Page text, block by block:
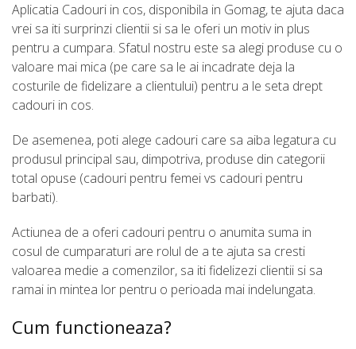
Aplicatia Cadouri in cos, disponibila in Gomag, te ajuta daca
vrei sa iti surprinzi clientii si sa le oferi un motiv in plus
pentru a cumpara. Sfatul nostru este sa alegi produse cu o
valoare mai mica (pe care sa le ai incadrate deja la
costurile de fidelizare a clientului) pentru a le seta drept
cadouri in cos.
De asemenea, poti alege cadouri care sa aiba legatura cu
produsul principal sau, dimpotriva, produse din categorii
total opuse (cadouri pentru femei vs cadouri pentru
barbati).
Actiunea de a oferi cadouri pentru o anumita suma in
cosul de cumparaturi are rolul de a te ajuta sa cresti
valoarea medie a comenzilor, sa iti fidelizezi clientii si sa
ramai in mintea lor pentru o perioada mai indelungata.
Cum functioneaza?